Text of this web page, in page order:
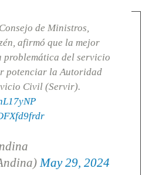
de Ministros,
afirmó que la mejor
problemática del servicio
potenciar la Autoridad
Civil (Servir).
May 29, 2024